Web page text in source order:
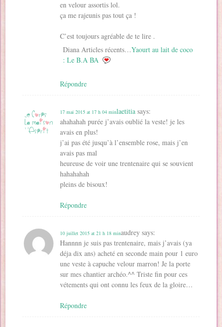
en velour assortis lol.
ça me rajeunis pas tout ça !
C’est toujours agréable de te lire .
Diana Articles récents…Yaourt au lait de coco
: Le B.A BA
Répondre
laetitia says:
17 mai 2015 at 17 h 04 min
ahahahah purée j’avais oublié la veste! je les
avais en plus!
j’ai pas été jusqu’à l’ensemble rose, mais j’en
avais pas mal
heureuse de voir une trentenaire qui se souvient
hahahahah
pleins de bisoux!
Répondre
audrey says:
10 juillet 2015 at 21 h 18 min
Hannnn je suis pas trentenaire, mais j’avais (ya
déja dix ans) acheté en seconde main pour 1 euro
une veste à capuche velour marron! Je la porte
sur mes chantier archéo.^^ Triste fin pour ces
vétements qui ont connu les feux de la gloire…
Répondre